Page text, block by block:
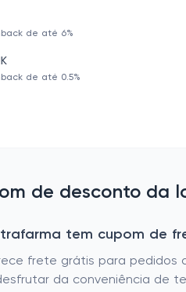
Solar
Sabonete - Barra Dermocosmeticos Corpo
de até 6%
de até 0.5%
de desconto da
tem cupom de
frete grátis para pedidos
da conveniência de